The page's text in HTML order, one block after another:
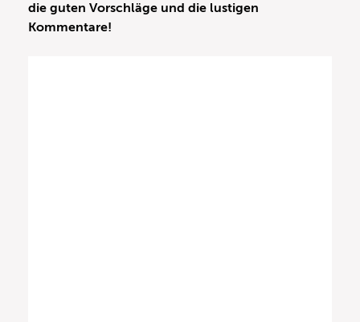
die guten Vorschläge und die lustigen
Kommentare!